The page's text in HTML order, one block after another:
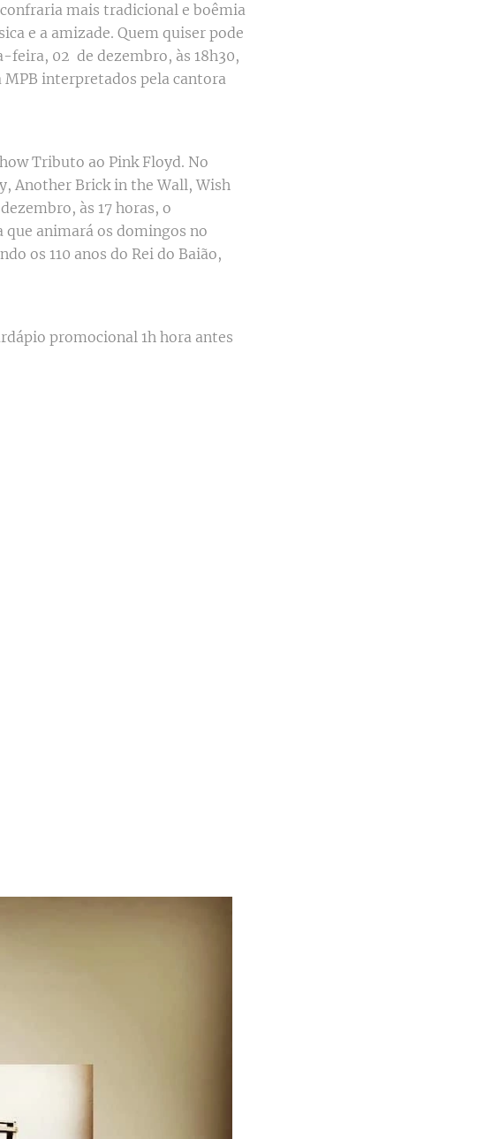
mais tradicional e boêmia
e a amizade. Quem quiser pode
feira, 02 de dezembro, às 18h30,
MPB interpretados pela cantora
Tributo ao Pink Floyd. No
Another Brick in the Wall, Wish
às 17 horas, o
animará os domingos no
os 110 anos do Rei do Baião,
promocional 1h hora antes